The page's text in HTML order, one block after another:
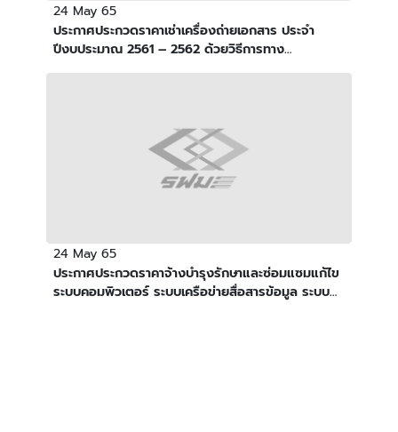
24 May 65
ประกาศประกวดราคาเช่าเครื่องถ่ายเอกสาร ประจำ
ปีงบประมาณ 2561 – 2562 ด้วยวิธีการทาง
24 May 65
ประกาศประกวดราคาจ้างบำรุงรักษาและซ่อมแซมแก้ไข
ระบบคอมพิวเตอร์ ระบบเครือข่ายสื่อสารข้อมูล ระบบ